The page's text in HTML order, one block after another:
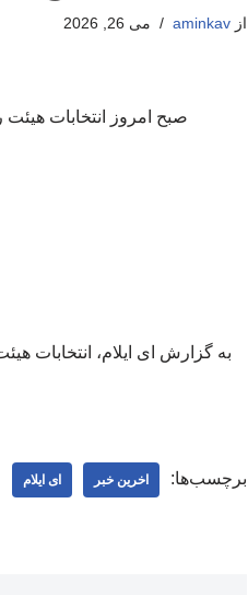
ازaminkav می 26, 2026
صبح امروز انتخابات
به گزارش ای ایلام، انتخابات
برچسب‌ها: اخرین خبر ای ایلام